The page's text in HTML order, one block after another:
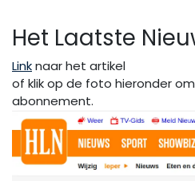
Het Laatste
Linknaar het artikel
of klik op de foto hieronder
abonnement.